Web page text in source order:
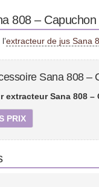
808 – Capuchon
extracteur de jus Sana
Sana 808 –
extracteur Sana 808
PRIX